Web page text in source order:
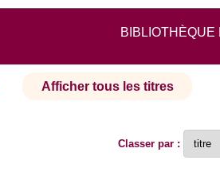
BIBLIOTHÈQUE
Afficher tous les titres
Classer par :